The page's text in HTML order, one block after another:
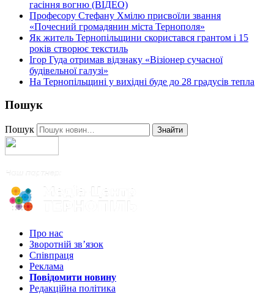
гасіння вогню (ВІДЕО)
Професору Стефану Хмілю присвоїли звання
«Почесний громадянин міста Тернополя»
Як житель Тернопільщини скористався грантом і 15
років створює текстиль
Ігор Гуда отримав відзнаку «Візіонер сучасної
будівельної галузі»
На Тернопільщині у вихідні буде до 28 градусів тепла
Пошук
Пошук Знайти
Про нас
Зворотній зв’язок
Співпраця
Реклама
Повідомити новину
Редакційна політика